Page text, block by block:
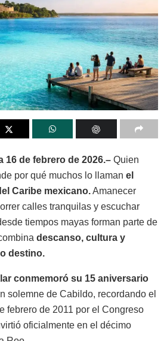
16 de febrero de 2026.– Quien
por qué muchos lo llaman el
Caribe mexicano.Amanecer
calles tranquilas y escuchar
tiempos mayas forman parte de
descanso, cultura y
destino.
conmemoró su 15 aniversario
solemne de Cabildo, recordando el
febrero de 2011 por el Congreso
oficialmente en el décimo